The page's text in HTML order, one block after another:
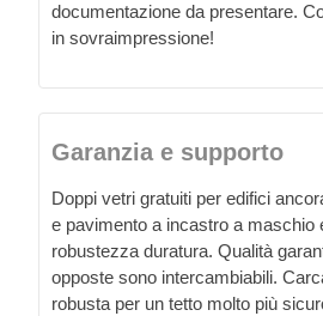
documentazione da presentare.
in sovraimpressione!
Garanzia e supporto
Doppi vetri gratuiti per edifici
e pavimento a incastro a maschio
robustezza duratura. Qualità
opposte sono intercambiabili.
robusta per un tetto molto più